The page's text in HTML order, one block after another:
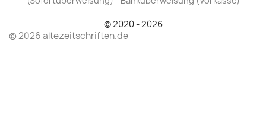
© 2020 - 2026
© 2026 altezeitschriften.de